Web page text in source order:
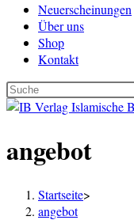
Neuerscheinungen
Über uns
Shop
Kontakt
angebot
Startseite>
angebot